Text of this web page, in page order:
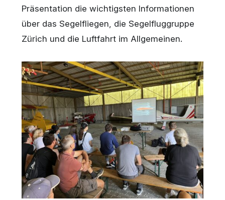
Präsentation die wichtigsten Informationen
über das Segelfliegen, die Segelfluggruppe
Zürich und die Luftfahrt im Allgemeinen.